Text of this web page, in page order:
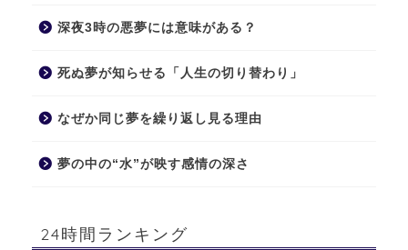
深夜3時の悪夢には意味がある？
死ぬ夢が知らせる「人生の切り替わり」
なぜか同じ夢を繰り返し見る理由
夢の中の“水”が映す感情の深さ
24時間ランキング